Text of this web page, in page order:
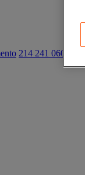
214 241 060